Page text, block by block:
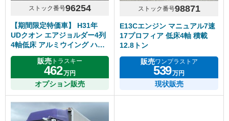
ストック番号96254
【期間限定特価車】 H31年
UDクオン エアジョルダー4列
4軸低床 アルミウイング ハイ
ルーフ リアエアサス アルミホ
イール エスコット
販売 トラスキー
462万円
オプション販売
ストック番号98871
E13Cエンジン マニュアル7速
17プロフィア 低床4軸 積載
12.8トン
販売ワンプラストア
539万円
現状販売